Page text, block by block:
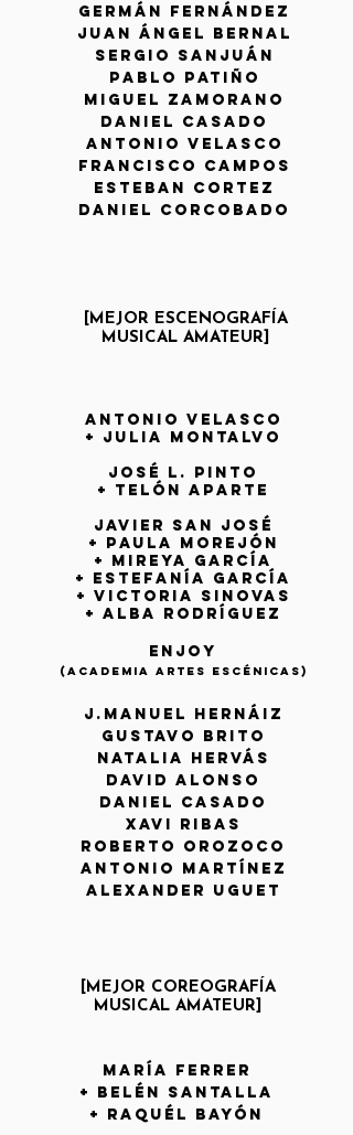
GERMÁN FERNÁNDEZ
juan áNGEL BERNAL
sergio sanjuán
pablo patiño
miguel zamorano
daniel casado
ANTONIO VELASCO
FRANCISCO CAMPOS
Esteban Cortez
DANIEL CORCOBADO
[MEJOR ESCENOGRAFÍA
MUSICAL AMATEUR]
[MEJOR COREOGRAFÍA
MUSICAL AMATEUR]
ANTONIO VELASCO
+ JULIA MONTALVO
josé l. pinto
+ telón aparte
Javier San José
+ Paula Morejón
+ Mireya García
+ Estefanía García
+ Victoria Sinovas
+ Alba Rodríguez
ENJOY
(ACADEMIA ARTES ESCÉNICAS)
J.MANUEL HERNÁIZ
GUSTAVO BRITO
NATALIA HERVÁS
david alonso
daniel casado
XAVI RIBAS
ROBERTO OROZOCO
ANTONIO MARTÍNEZ
Alexander Uguet
maría ferrer
+ belén santalla
+ raquél bayón